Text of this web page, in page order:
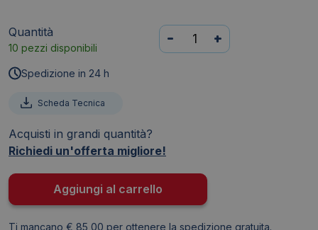
Quantità
10 pezzi disponibili
Cavo
USB-
PVC
Pro
Compact
- +
Spedizione in 24 h
Scheda Tecnica
Acquisti in grandi quantità?
Richiedi un'offerta migliore!
Aggiungi al carrello
Ti mancano € 85,00 per ottenere la spedizione gratuita.